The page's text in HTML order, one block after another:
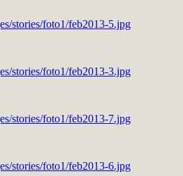
stories/foto1/feb2013-5.jpg
stories/foto1/feb2013-3.jpg
stories/foto1/feb2013-7.jpg
stories/foto1/feb2013-6.jpg